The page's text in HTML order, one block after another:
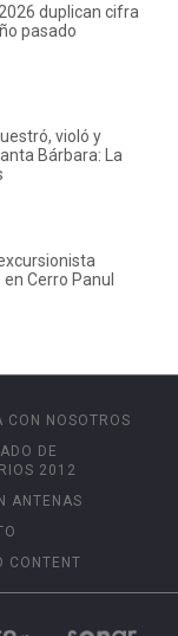
duplican cifra
pasado
violó y
Bárbara: La
Cerro Panul
CON NOSOTROS
DE
2012
ANTENAS
CONTENT